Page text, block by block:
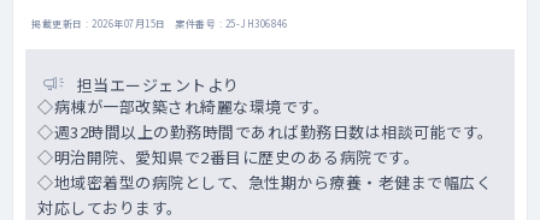
【夜間帯】
可能（基本的には非常勤で対応）
当直内容：救急対応なし、病棟の急変対応
当直体制：宿直（管理当直 医師1名）
宿日直申請：許可済み
平日：17：30～08：30
掲載更新日 : 2026年07月15日 案件番号 : 25-JH306846
担当エージェントより
◇病棟が一部改築され綺麗な環境です。
◇週32時間以上の勤務時間であれば勤務日数は相談可能です。
◇明治開院、愛知県で2番目に歴史のある病院です。
◇地域密着型の病院として、急性期から療養・老健まで幅広く
対応しております。